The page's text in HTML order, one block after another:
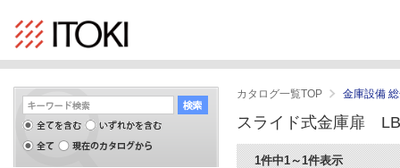
カタログ一覧TOP 金庫設備
スライド式金庫扉
1件中1～1件表示